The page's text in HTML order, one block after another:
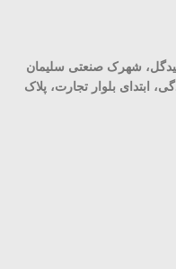
شهرک صنعتی سلیمان
ابتدای بلوار تجارت، پلاک